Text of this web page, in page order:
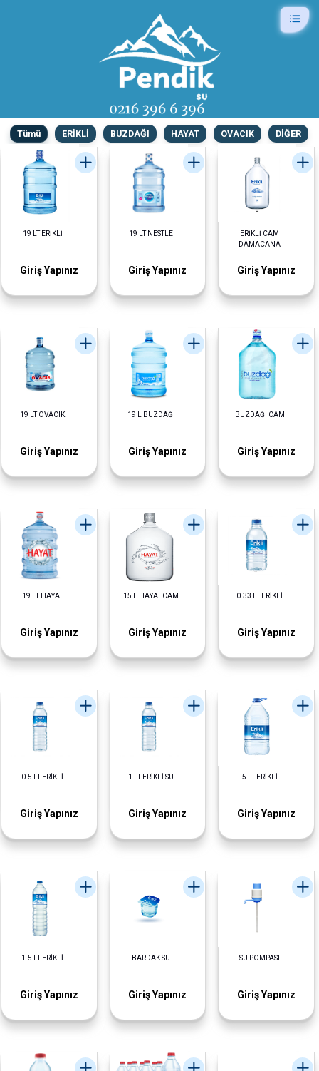
Tümü ERİKLİ BUZDAĞI HAYAT OVACIK DİĞER
19 LT ERİKLİ
Giriş Yapınız
19 LT NESTLE
Giriş Yapınız
ERİKLİ CAM
DAMACANA
Giriş Yapınız
19 LT OVACIK
Giriş Yapınız
19 L BUZDAĞI
Giriş Yapınız
BUZDAĞI CAM
Giriş Yapınız
19 LT HAYAT
Giriş Yapınız
15 L HAYAT CAM
Giriş Yapınız
0.33 LT ERİKLİ
Giriş Yapınız
0.5 LT ERİKLİ
Giriş Yapınız
1 LT ERİKLİ SU
Giriş Yapınız
5 LT ERİKLİ
Giriş Yapınız
1.5 LT ERİKLİ
Giriş Yapınız
BARDAK SU
Giriş Yapınız
SU POMPASI
Giriş Yapınız